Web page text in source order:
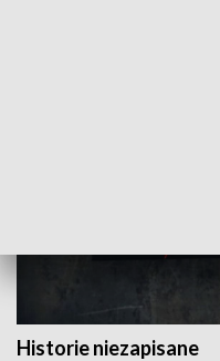
Historie niezapisane